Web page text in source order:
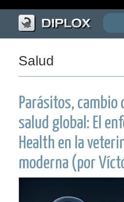
Salud
Parásitos, cambio
salud global: El
Health en la
moderna (por